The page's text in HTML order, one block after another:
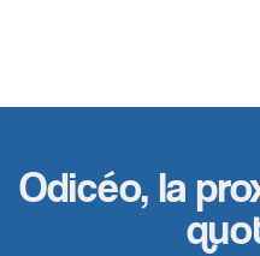
Odicéo, la